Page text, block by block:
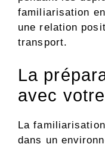
familiarisation
une relation
transport.
La
avec
La
dans un